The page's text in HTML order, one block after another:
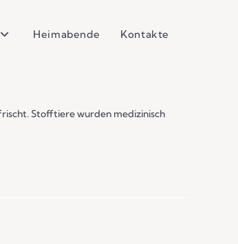
Heimabende Kontakte
Stofftiere wurden medizinisch